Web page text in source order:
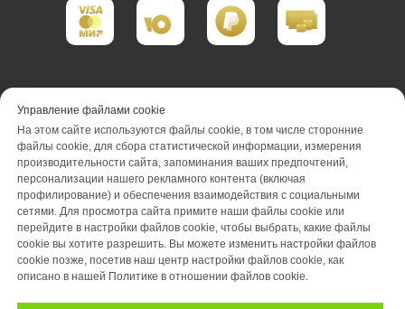
Портфолио проектирования
Портфолио обслуживания
Акции
Вакансии
О компании
Отзывы
Блог
Оплата Контакты
Управление файлами cookie
На этом сайте используются файлы cookie, в том числе сторонние
файлы cookie, для сбора статистической информации, измерения
производительности сайта, запоминания ваших предпочтений,
персонализации нашего рекламного контента (включая
профилирование) и обеспечения взаимодействия с социальными
сетями. Для просмотра сайта примите наши файлы cookie или
перейдите в настройки файлов cookie, чтобы выбрать, какие файлы
cookie вы хотите разрешить. Вы можете изменить настройки файлов
cookie позже, посетив наш центр настройки файлов cookie, как
описано в нашей Политике в отношении файлов cookie.